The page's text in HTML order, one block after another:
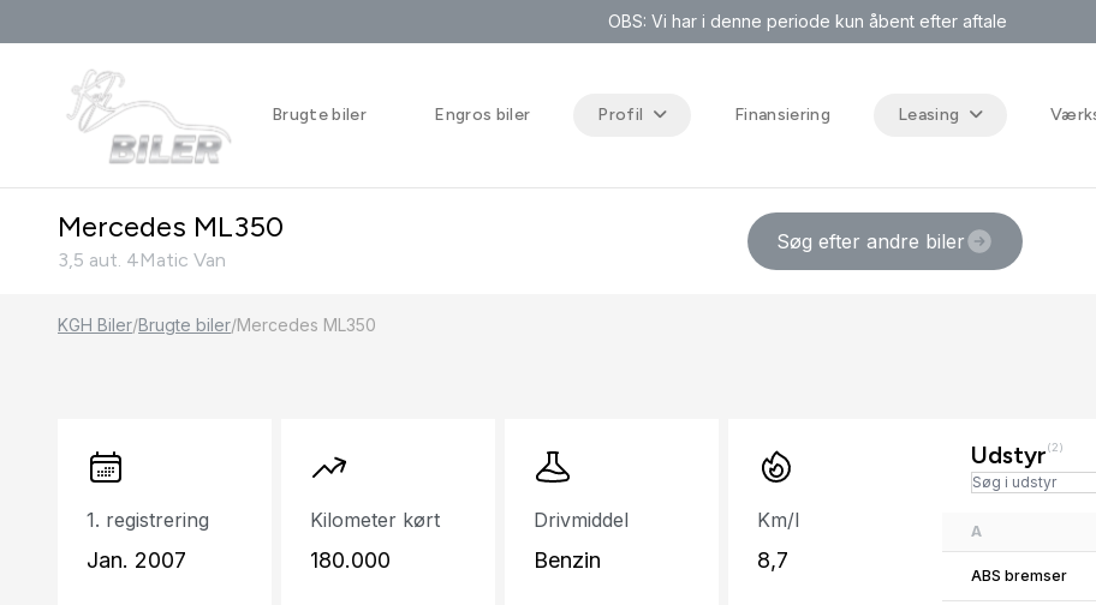
OBS: Vi har i denne periode kun åbent efter aftale
Brugte biler Engros biler Profil Finansiering Leasing
Mercedes ML350
3,5 aut. 4Matic Van
Søg efter andre biler
KGH Biler/Brugte biler/Mercedes ML350
1. registrering
Jan. 2007
Kilometer kørt
180.000
Drivmiddel
Benzin
Km/l
8,7
Udstyr(2)
A
ABS bremser